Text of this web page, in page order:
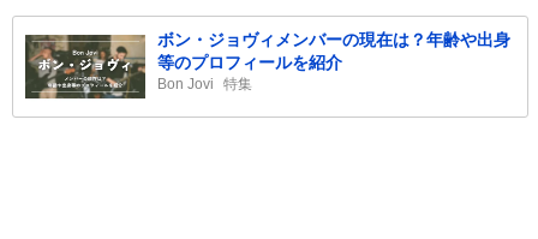
ボン・ジョヴィメンバーの現在は？年齢や出身
等のプロフィールを紹介
Bon Jovi 特集